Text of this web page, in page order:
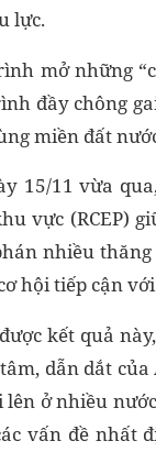
lực.
mở những
đầy chông
miền đất
15/11 vừa
vực (RCEP)
nhiều
hội tiếp cận
kết quả
dẫn dắt của
lên ở nhiều
vấn đề nhất